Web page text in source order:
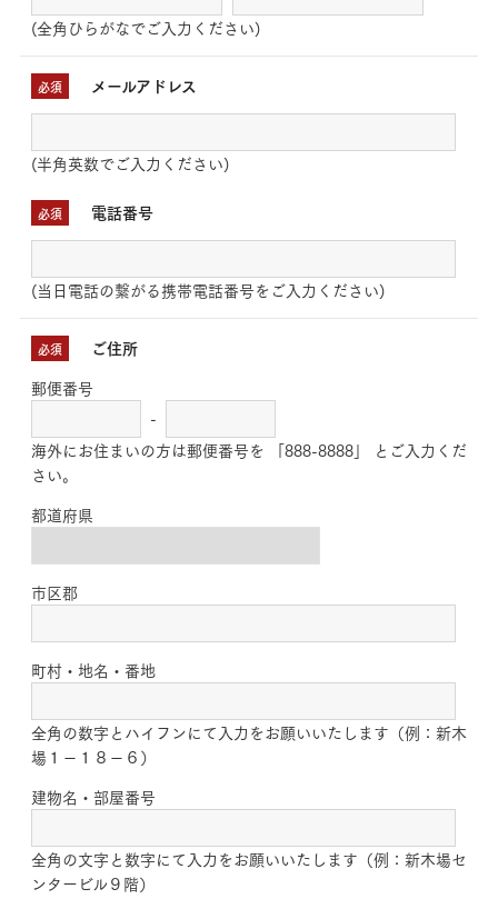
(全角ひらがなでご入力ください)
必須 メールアドレス
(半角英数でご入力ください)
必須 電話番号
(当日電話の繋がる携帯電話番号をご入力ください)
必須 ご住所
郵便番号
-
海外にお住まいの方は郵便番号を 「888-8888」 とご入力くだ
さい。
都道府県
市区郡
町村・地名・番地
全角の数字とハイフンにて入力をお願いいたします（例：新木
場１－１８－６）
建物名・部屋番号
全角の文字と数字にて入力をお願いいたします（例：新木場セ
ンタービル９階）